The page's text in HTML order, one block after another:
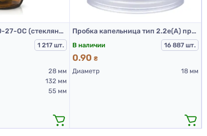
Банка БВк-В-200-27-ОС (стеклянные флаконы 200 мл)
1 217 шт.
28 мм
132 мм
55 мм
Пробка капельница тип 2.2е(А) прозрачная
В наличии 16 887 шт.
0.90 ₴
Диаметр 18 мм